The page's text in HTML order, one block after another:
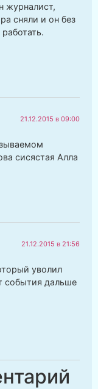
журналист,
сняли и он без
21.12.2015 в 09:00
сисястая Алла
21.12.2015 в 21:56
уволил
события дальше